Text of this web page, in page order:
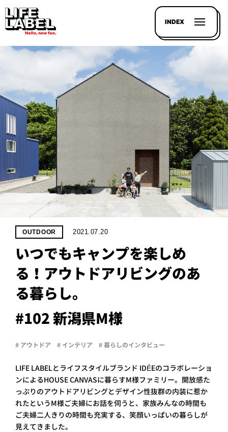
INDEX
記事を
探す
LL
HOUSE
LINE-
UP
WHAT’S
LIFE
LABEL
会社概
要
OUTDOOR 2021.07.20
いつでもキャンプを楽しめ
る！アウトドアリビングのあ
る暮らし。
#102 新潟県M様
# アウトドア # インテリア # 暮らしのインタビュー
LIFE LABELとライフスタイルブランド IDÉEのコラボレーショ
ンによるHOUSE CANVASに暮らすM様ファミリー。開放感た
っぷりのアウトドアリビングとデザイン性抜群の内装に惹か
れたというM様ご夫婦にお話を伺うと、家族みんなの時間も
ご夫婦二人きりの時間も充実する、笑顔いっぱいの暮らしが
見えてきました。